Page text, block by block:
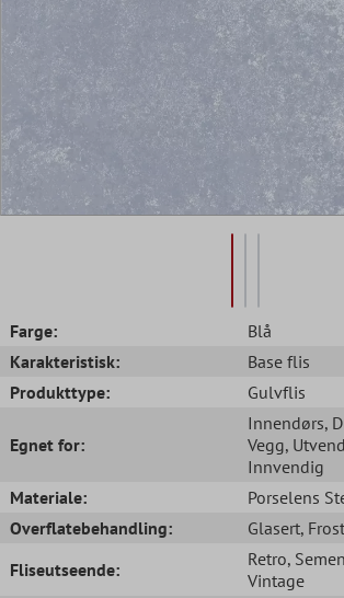
Farge:
Blå
Karakteristisk:
Base flis
Produkttype:
Gulvflis
Egnet for:
Innendørs,
Vegg,
Innvendig
Materiale:
Porselens
Overflatebehandling:
Glasert,
Fliseutseende:
Retro,
Vintage